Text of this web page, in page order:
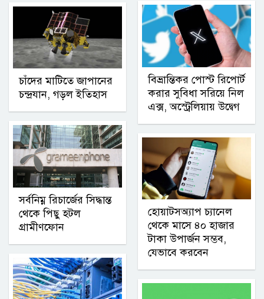
চাঁদের মাটিতে জাপানের
চন্দ্রযান, গড়ল ইতিহাস
সর্বনিম্ন রিচার্জের সিদ্ধান্ত
থেকে পিছু হটল
গ্রামীণফোন
বিভ্রান্তিকর পোস্ট রিপোর্ট
করার সুবিধা সরিয়ে নিল
এক্স, অস্ট্রেলিয়ায় উদ্বেগ
হোয়াটসঅ্যাপ চ্যানেল
থেকে মাসে ৪০ হাজার
টাকা উপার্জন সম্ভব,
যেভাবে করবেন